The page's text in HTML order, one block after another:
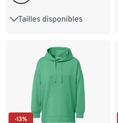
Tailles disponibles
S 36/38 M 40/42
XXL 52/54
-13%